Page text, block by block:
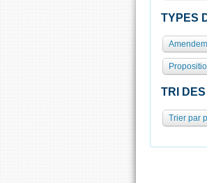
TYPES
TRI
Trier par